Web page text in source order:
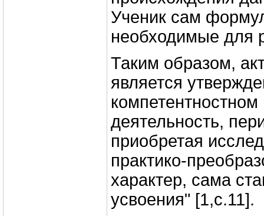
Ученик сам
необходимые для
Таким образом,
является
деятельность,
приобретая
практико-
характер, сама
усвоения" [1,с.11].